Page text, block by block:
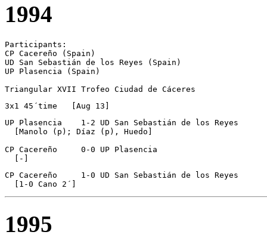
1994
Participants:
CP Cacereño (Spain)
UD San Sebastián de los Reyes (Spain)
UP Plasencia (Spain)
Triangular XVII Trofeo Ciudad de Cáceres
3x1 45´time   [Aug 13]
UP Plasencia	1-2 UD San Sebastián de los Reyes
  [Manolo (p); Díaz (p), Huedo]
CP Cacereño	0-0 UP Plasencia
  [-]
CP Cacereño	1-0 UD San Sebastián de los Reyes
  [1-0 Cano 2´]
1995